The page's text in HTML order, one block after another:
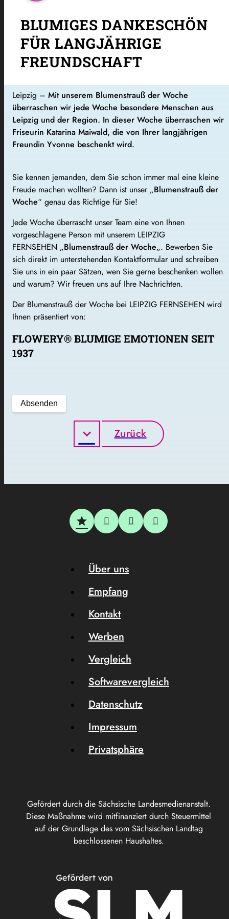
BLUMIGES DANKESCHÖN
FÜR LANGJÄHRIGE
FREUNDSCHAFT
Leipzig – Mit unserem Blumenstrauß der Woche
überraschen wir jede Woche besondere Menschen aus
Leipzig und der Region. In dieser Woche überraschen wir
Friseurin Katarina Maiwald, die von Ihrer langjährigen
Freundin Yvonne beschenkt wird.
Sie kennen jemanden, dem Sie schon immer mal eine kleine
Freude machen wollten? Dann ist unser „Blumenstrauß der
Woche“ genau das Richtige für Sie!
Jede Woche überrascht unser Team eine von Ihnen
vorgeschlagene Person mit unserem LEIPZIG
FERNSEHEN „Blumenstrauß der Woche„. Bewerben Sie
sich direkt im unterstehenden Kontaktformular und schreiben
Sie uns in ein paar Sätzen, wen Sie gerne beschenken wollen
und warum? Wir freuen uns auf Ihre Nachrichten.
Der Blumenstrauß der Woche bei LEIPZIG FERNSEHEN wird
Ihnen präsentiert von:
FLOWERY® BLUMIGE EMOTIONEN SEIT
1937
Zurück
Gefördert durch die Sächsische Landesmedienanstalt.
Diese Maßnahme wird mitfinanziert durch Steuermittel
auf der Grundlage des vom Sächsischen Landtag
beschlossenen Haushaltes.
Über uns
Empfang
Kontakt
Werben
Vergleich
Softwarevergleich
Datenschutz
Impressum
Privatsphäre